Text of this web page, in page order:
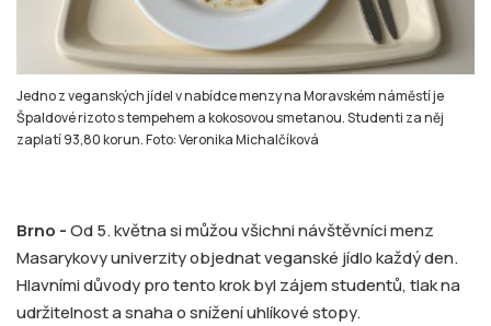
Jedno z veganských jídel v nabídce menzy na Moravském náměstí je
Špaldové rizoto s tempehem a kokosovou smetanou. Studenti za něj
zaplatí 93,80 korun. Foto: Veronika Michalčíková
Brno -Od 5. května si můžou všichni návštěvníci menz
Masarykovy univerzity objednat veganské jídlo každý den.
Hlavními důvody pro tento krok byl zájem studentů, tlak na
udržitelnost a snaha o snížení uhlíkové stopy.